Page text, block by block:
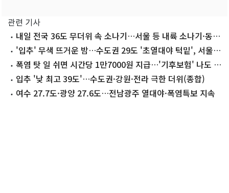
관련 기사
내일 전국 36도 무더위 속 소나기…서울 등 내륙 소나기·동
해안 폭우
'입추' 무색 뜨거운 밤…수도권 29도 '초열대야 턱밑', 서울
16일 연속
폭염 탓 일 쉬면 시간당 1만7000원 지급…'기후보험' 나도 가
입할까
입추 '낮 최고 39도'…수도권·강원·전라 극한 더위(종합)
여수 27.7도·광양 27.6도…전남광주 열대야·폭염특보 지속